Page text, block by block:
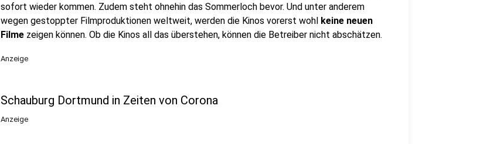
sofort wieder kommen. Zudem steht ohnehin das Sommerloch bevor. Und unter anderem
wegen gestoppter Filmproduktionen weltweit, werden die Kinos vorerst wohl keine neuen
Filme zeigen können. Ob die Kinos all das überstehen, können die Betreiber nicht abschätzen.
Anzeige
Schauburg Dortmund in Zeiten von Corona
Anzeige